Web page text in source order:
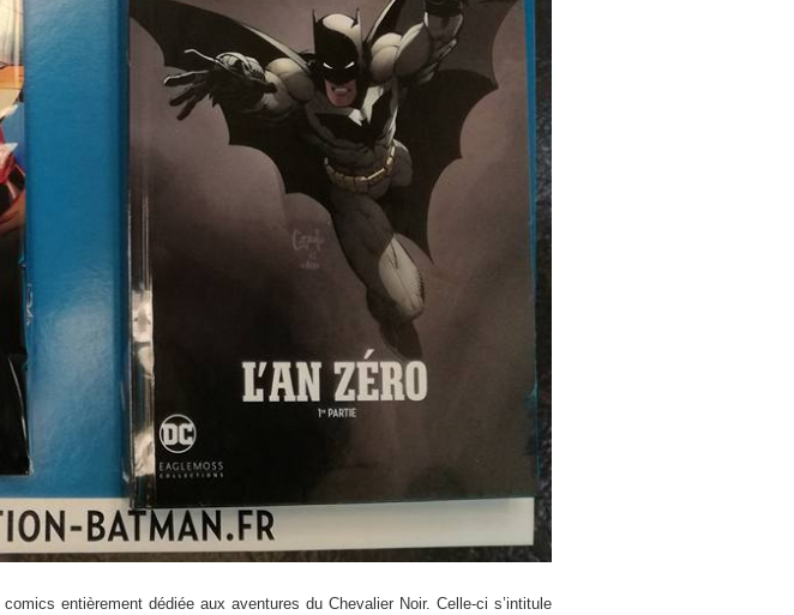
entièrement dédiée aux aventures du Chevalier Noir. Celle-ci s’intitule